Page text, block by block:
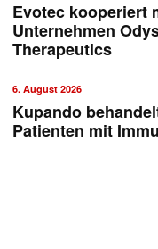
Evotec kooperiert
Unternehmen
Therapeutics
6. August 2026
Kupando
Patienten mit